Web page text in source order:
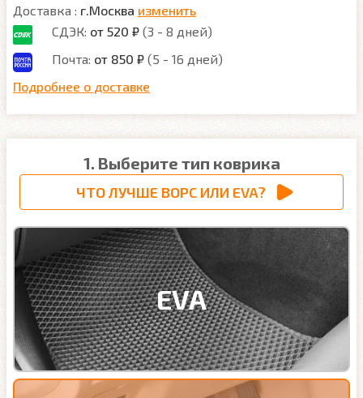
Доставка : г.Москва изменить
СДЭК: от 520 ₽ (3 - 8 дней)
Почта: от 850 ₽ (5 - 16 дней)
Подробнее о доставке
1. Выберите тип коврика
ЧТО ЛУЧШЕ ВОРС ИЛИ EVA?
EVA